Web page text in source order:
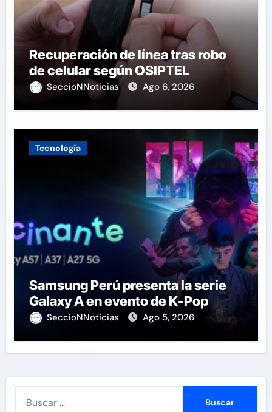
Recuperación de línea tras robo
de celular según OSIPTEL
SeccioNNoticias Ago 6, 2026
Tecnología
Samsung Perú presenta la serie
Galaxy A en evento de K-Pop
SeccioNNoticias Ago 5, 2026